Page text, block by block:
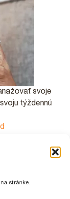
stránke.
svoje
týždennú